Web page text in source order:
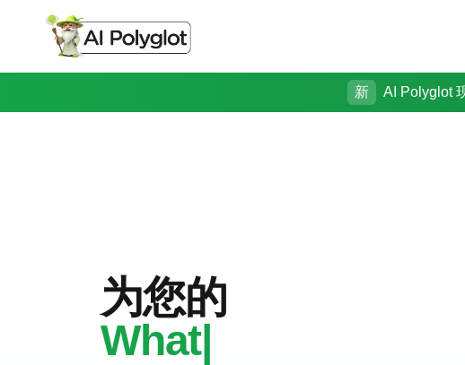
新 AI Polyglot
为您的
国际客户